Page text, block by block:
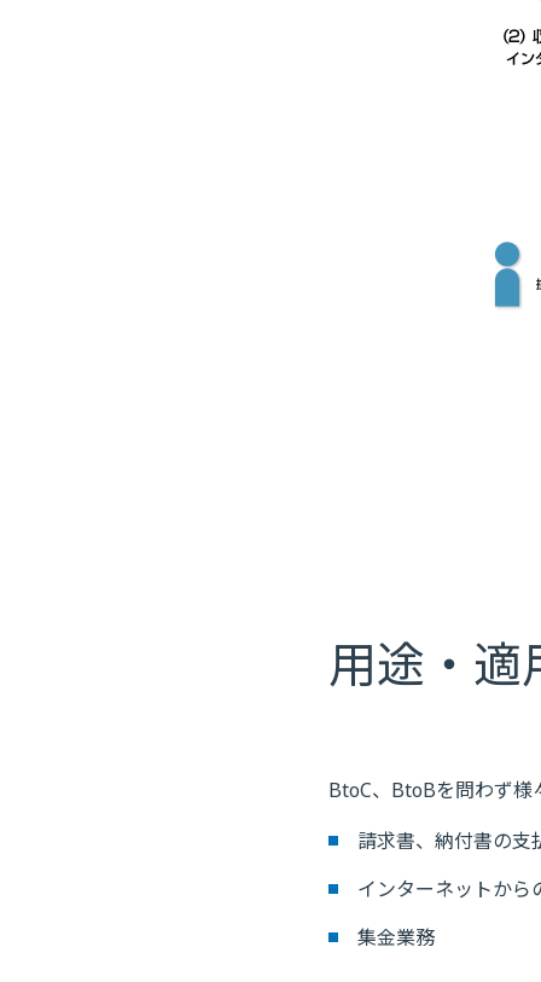
用途・適
BtoC、BtoBを問わず様
請求書、納付書の支
インターネットから
集金業務